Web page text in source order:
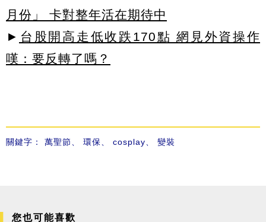
月份」 卡對整年活在期待中
► 台股開高走低收跌170點 網見外資操作
嘆：要反轉了嗎？
關鍵字： 萬聖節 環保 cosplay 變裝
您也可能喜歡